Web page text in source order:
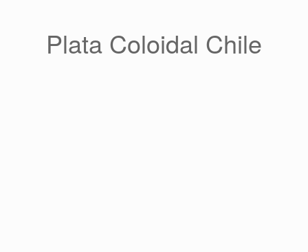
Plata Coloidal Chile